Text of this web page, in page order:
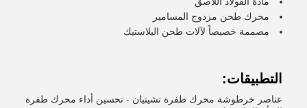
محرك طحن مزدوج المسامير
مصممة خصيصاً لآلات طحن البلاستيك
التطبيقات:
عناصر خرطوشة محرك طفرة تشيتيان - تحسين أداء محرك طفرة